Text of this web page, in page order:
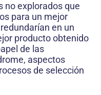
no explorados que
para un mejor
en un
producto obtenido
de las
aspectos
de selección